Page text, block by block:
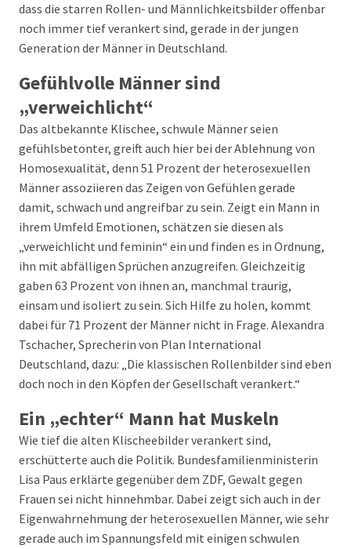
dass die starren Rollen- und Männlichkeitsbilder offenbar
noch immer tief verankert sind, gerade in der jungen
Generation der Männer in Deutschland.
Gefühlvolle Männer sind
„verweichlicht“
Das altbekannte Klischee, schwule Männer seien
gefühlsbetonter, greift auch hier bei der Ablehnung von
Homosexualität, denn 51 Prozent der heterosexuellen
Männer assoziieren das Zeigen von Gefühlen gerade
damit, schwach und angreifbar zu sein. Zeigt ein Mann in
ihrem Umfeld Emotionen, schätzen sie diesen als
„verweichlicht und feminin“ ein und finden es in Ordnung,
ihn mit abfälligen Sprüchen anzugreifen. Gleichzeitig
gaben 63 Prozent von ihnen an, manchmal traurig,
einsam und isoliert zu sein. Sich Hilfe zu holen, kommt
dabei für 71 Prozent der Männer nicht in Frage. Alexandra
Tschacher, Sprecherin von Plan International
Deutschland, dazu: „Die klassischen Rollenbilder sind eben
doch noch in den Köpfen der Gesellschaft verankert.“
Ein „echter“ Mann hat Muskeln
Wie tief die alten Klischeebilder verankert sind,
erschütterte auch die Politik. Bundesfamilienministerin
Lisa Paus erklärte gegenüber dem ZDF, Gewalt gegen
Frauen sei nicht hinnehmbar. Dabei zeigt sich auch in der
Eigenwahrnehmung der heterosexuellen Männer, wie sehr
gerade auch im Spannungsfeld mit einigen schwulen